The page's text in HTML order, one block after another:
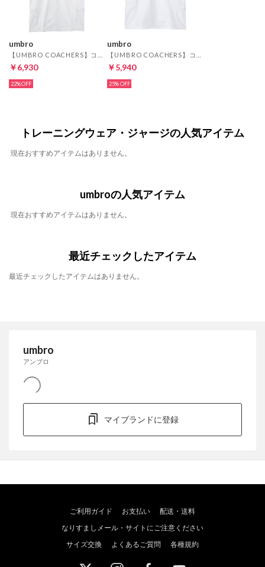
umbro
￥6,930
22%
umbro
￥5,940
25%
トレーニングウェア・ジャージの人気アイテム
現在おすすめアイテムはありません。
umbroの人気アイテム
現在おすすめアイテムはありません。
最近チェックしたアイテム
最近チェックしたアイテムはありません。
umbro
アンブロ
マイブランドに登録
ご利用ガイド お支払い
配送・送料
なりすましメール・サイトにご注意ください
サイズ交換
よくあるご質問 各種規約